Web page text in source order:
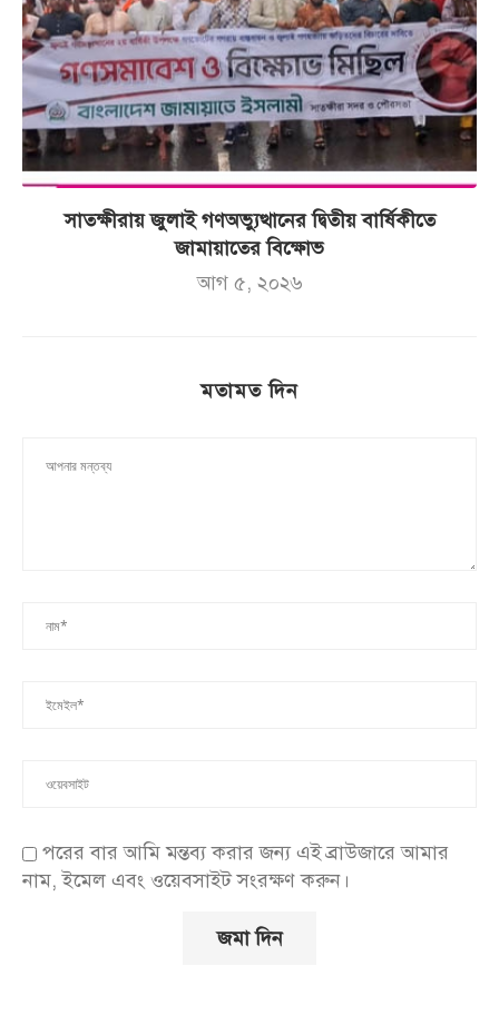
সাতক্ষীরায় জুলাই গণঅভ্যুত্থানের দ্বিতীয় বার্ষিকীতে
জামায়াতের বিক্ষোভ
আগ ৫, ২০২৬
মতামত দিন
পরের বার আমি মন্তব্য করার জন্য এই ব্রাউজারে আমার
নাম, ইমেল এবং ওয়েবসাইট সংরক্ষণ করুন।